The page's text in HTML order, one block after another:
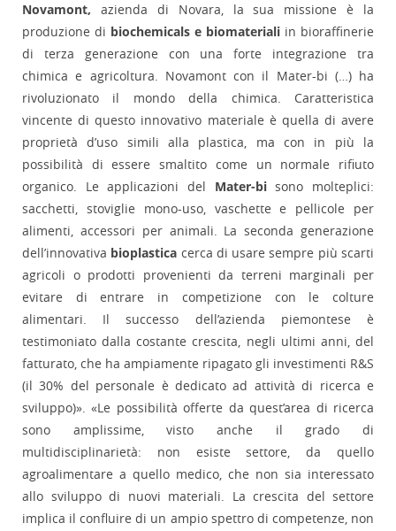
Novamont, azienda di Novara, la sua missione è la
produzione di biochemicals e biomateriali in bioraffinerie
di terza generazione con una forte integrazione tra
chimica e agricoltura. Novamont con il Mater-bi (…) ha
rivoluzionato il mondo della chimica. Caratteristica
vincente di questo innovativo materiale è quella di avere
proprietà d’uso simili alla plastica, ma con in più la
possibilità di essere smaltito come un normale rifiuto
organico. Le applicazioni del Mater-bisono molteplici:
sacchetti, stoviglie mono-uso, vaschette e pellicole per
alimenti, accessori per animali. La seconda generazione
dell’innovativa bioplastica cerca di usare sempre più scarti
agricoli o prodotti provenienti da terreni marginali per
evitare di entrare in competizione con le colture
alimentari. Il successo dell’azienda piemontese è
testimoniato dalla costante crescita, negli ultimi anni, del
fatturato, che ha ampiamente ripagato gli investimenti R&S
(il 30% del personale è dedicato ad attività di ricerca e
sviluppo)». «Le possibilità offerte da quest’area di ricerca
sono amplissime, visto anche il grado di
multidisciplinarietà: non esiste settore, da quello
agroalimentare a quello medico, che non sia interessato
allo sviluppo di nuovi materiali. La crescita del settore
implica il confluire di un ampio spettro di competenze, non